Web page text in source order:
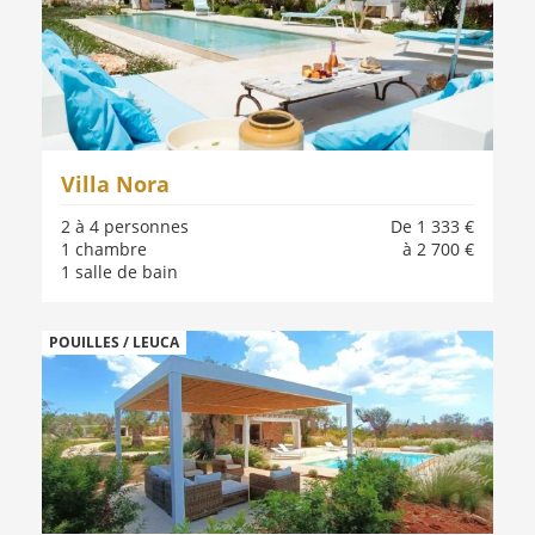
Villa Nora
De 1 333 €
à 2 700 €
2 à 4 personnes
1 chambre
1 salle de bain
POUILLES / LEUCA